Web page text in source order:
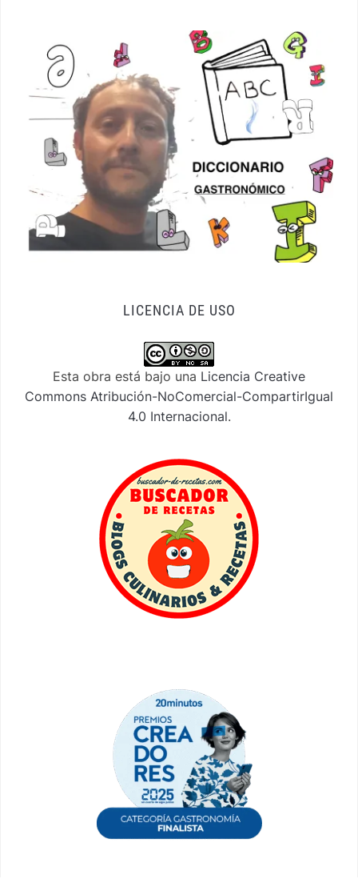
LICENCIA DE USO
Esta obra está bajo una Licencia Creative
Commons Atribución-NoComercial-CompartirIgual
4.0 Internacional.